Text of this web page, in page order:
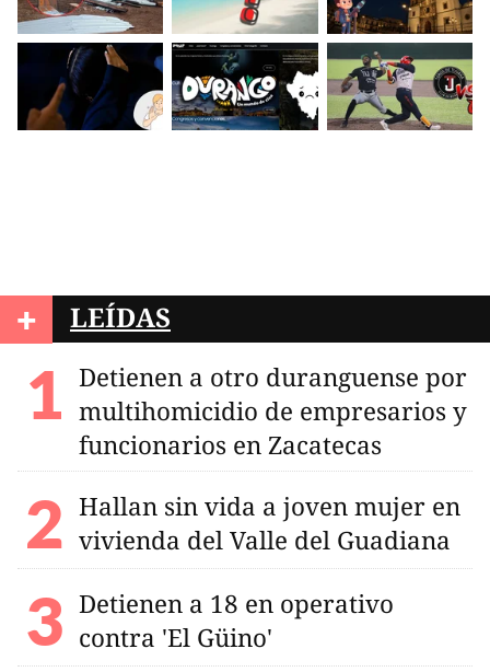
+ LEÍDAS
Detienen a otro duranguense por
multihomicidio de empresarios y
funcionarios en Zacatecas
Hallan sin vida a joven mujer en
vivienda del Valle del Guadiana
Detienen a 18 en operativo
contra 'El Güino'